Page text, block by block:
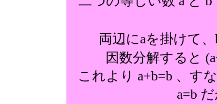
両辺にaを掛けて、
因数分解すると
これより a+b=b 、す
a=b